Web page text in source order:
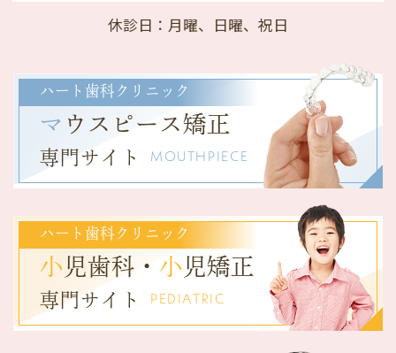
休診日 ：月曜、日曜、祝日
ハート歯科クリニック
マ ウスピース矯正
専門サイト MOUTHPIECE
ハート歯科クリニック
小 児歯科・小児矯正
専門サイト PEDIATRIC